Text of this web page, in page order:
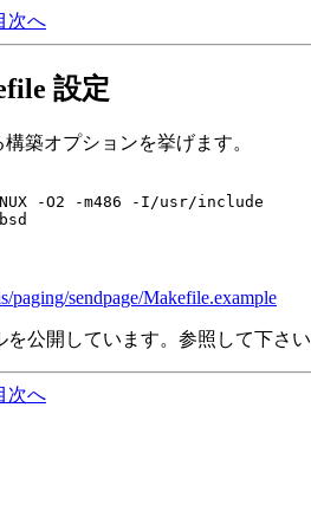
次へ
設定
築オプションを挙げます。
-O2 -m486 -I/usr/include
paging/sendpage/Makefile.example
を公開しています。参照して下さ
次へ